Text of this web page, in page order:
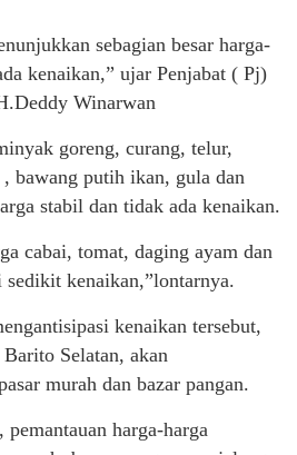
sebagian besar harga-
kenaikan,” ujar Penjabat ( Pj)
Winarwan
goreng, curang, telur,
bawang putih ikan, gula dan
stabil dan tidak ada kenaikan.
cabai, tomat, daging ayam dan
sedikit kenaikan,”lontarnya.
kenaikan tersebut,
Selatan, akan
murah dan bazar pangan.
harga-harga